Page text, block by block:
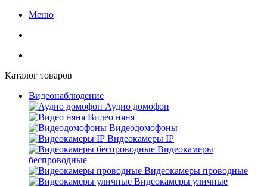
Меню
Каталог товаров
Видеонаблюдение
Аудио домофон
Видео няня
Видеодомофоны
Видеокамеры IP
Видеокамеры
беспроводные
Видеокамеры проводные
Видеокамеры уличные